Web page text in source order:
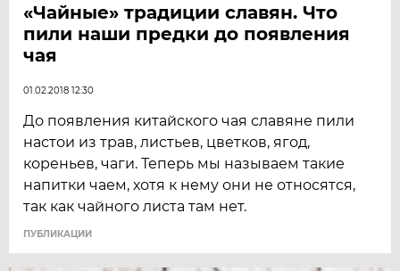
«Чайные» традиции славян. Что
пили наши предки до появления
чая
01.02.2018 12:30
До появления китайского чая славяне пили
настои из трав, листьев, цветков, ягод,
кореньев, чаги. Теперь мы называем такие
напитки чаем, хотя к нему они не относятся,
так как чайного листа там нет.
ПУБЛИКАЦИИ